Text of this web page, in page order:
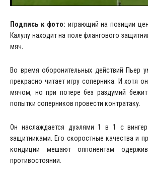
Подпись к фото: играющий на позиции
Калулу находит на поле флангового
мяч.
Во время оборонительных действий Пьер
прекрасно читает игру соперника. И хотя
мячом, но при потере без раздумий
попытки соперников провести контратаку.
Он наслаждается дуэлями 1 в 1 с
защитниками. Его скоростные качества и
кондиции мешают оппонентам
противостоянии.